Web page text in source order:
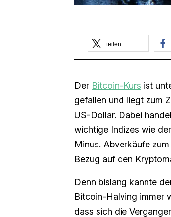
teilen
Der Bitcoin-Kurs ist
gefallen und liegt zum
US-Dollar. Dabei
wichtige Indizes wie
Minus. Abverkäufe
Bezug auf den
Denn bislang kannte
Bitcoin-Halving immer
dass sich die